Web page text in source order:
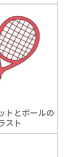
トとボールの
スト